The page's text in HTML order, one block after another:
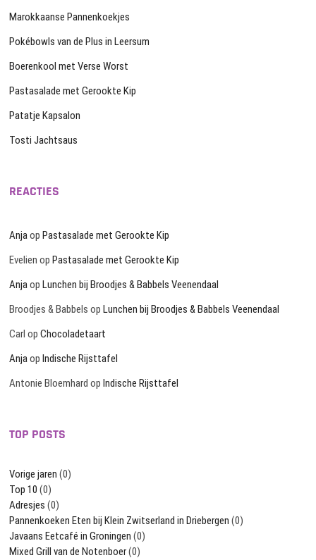
Marokkaanse Pannenkoekjes
Pokébowls van de Plus in Leersum
Boerenkool met Verse Worst
Pastasalade met Gerookte Kip
Patatje Kapsalon
Tosti Jachtsaus
REACTIES
AnjaopPastasalade met Gerookte Kip
Evelien opPastasalade met Gerookte Kip
AnjaopLunchen bij Broodjes & Babbels Veenendaal
Broodjes & Babbels opLunchen bij Broodjes & Babbels Veenendaal
Carl opChocoladetaart
AnjaopIndische Rijsttafel
Antonie Bloemhard opIndische Rijsttafel
TOP POSTS
Vorige jaren (0)
Top 10 (0)
Adresjes (0)
Pannenkoeken Eten bij Klein Zwitserland in Driebergen (0)
Javaans Eetcafé in Groningen (0)
Mixed Grill van de Notenboer(0)